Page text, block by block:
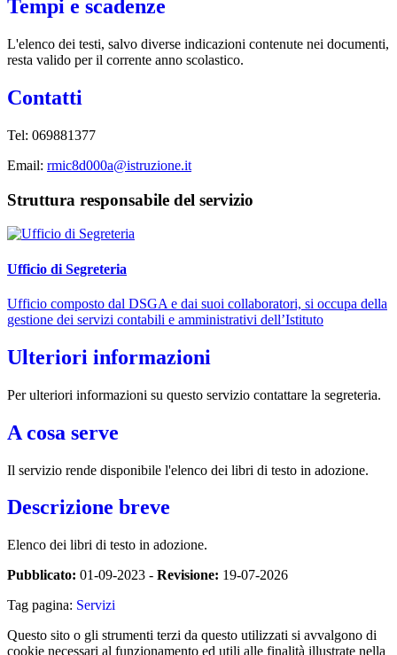
Tempi e scadenze
L'elenco dei testi, salvo diverse indicazioni contenute nei documenti,
resta valido per il corrente anno scolastico.
Contatti
Tel: 069881377
Email: rmic8d000a@istruzione.it
Struttura responsabile del servizio
Ufficio di Segreteria
Ufficio composto dal DSGA e dai suoi collaboratori, si occupa della
gestione dei servizi contabili e amministrativi dell’Istituto
Ulteriori informazioni
Per ulteriori informazioni su questo servizio contattare la segreteria.
A cosa serve
Il servizio rende disponibile l'elenco dei libri di testo in adozione.
Descrizione breve
Elenco dei libri di testo in adozione.
Pubblicato: 01-09-2023 - Revisione: 19-07-2026
Tag pagina: Servizi
Questo sito o gli strumenti terzi da questo utilizzati si avvalgono di
cookie necessari al funzionamento ed utili alle finalità illustrate nella